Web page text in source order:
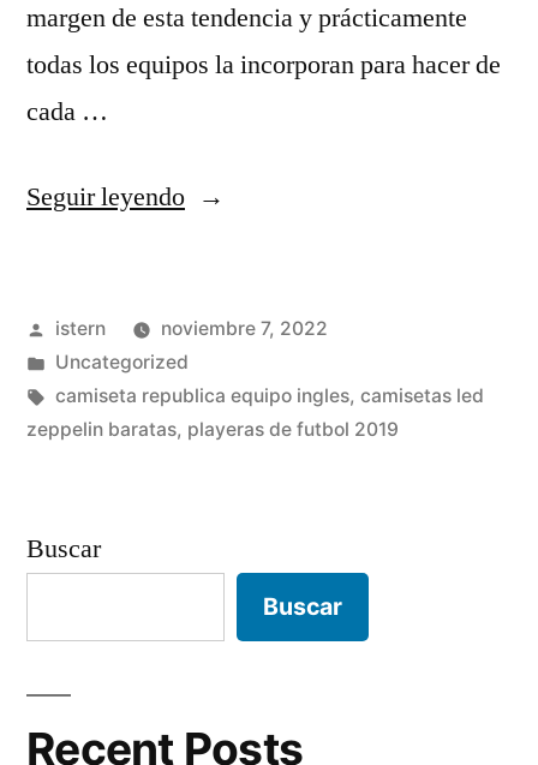
margen de esta tendencia y prácticamente
todas los equipos la incorporan para hacer de
cada …
Seguir leyendo«camisetas
importadas
de
tailandia»
Publicado
por
istern
noviembre 7, 2022
Publicado
en
Uncategorized
Etiquetas:
camiseta republica equipo ingles, camisetas led
zeppelin baratas, playeras de futbol 2019
Buscar
Buscar
Recent Posts